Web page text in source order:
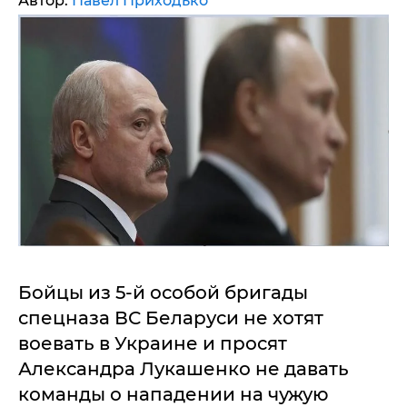
Бойцы из 5-й особой бригады
спецназа ВС Беларуси не хотят
воевать в Украине и просят
Александра Лукашенко не давать
команды о нападении на чужую